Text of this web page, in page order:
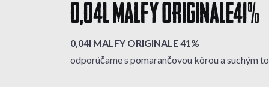
0,04l MALFY ORIGINALE 41%
0,04l MALFY ORIGINALE 41%
odporúčame s pomarančovou kôrou a suchým